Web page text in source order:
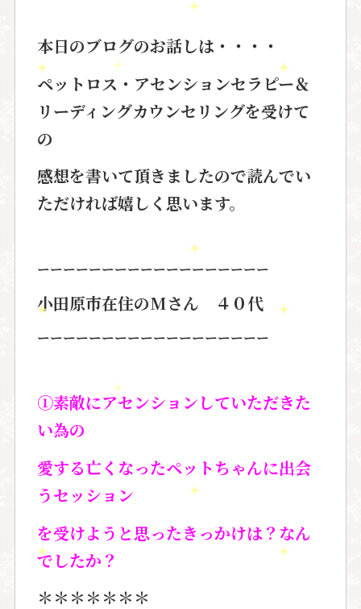
本日のブログのお話しは・・・・
ペットロス・アセンションセラピー＆
リーディングカウンセリングを受けて
の
感想を書いて頂きましたので読んでい
ただければ嬉しく思います。
ーーーーーーーーーーーーーーーーーー
小田原市在住のMさん ４０代
ーーーーーーーーーーーーーーーーーー
①素敵にアセンションしていただきた
い為の
愛する亡くなったペットちゃんに出会
うセッション
を受けようと思ったきっかけは？なん
でしたか？
＊＊＊＊＊＊＊